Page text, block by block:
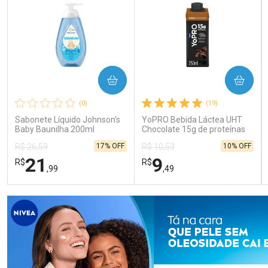
(0)
Sabonete Líquido Johnson's
Baby Baunilha 200ml
R$ 26,59
R$21 ,99
17% OFF
COMPRAR
FECHAR
Laboratório
FECHAR
Por Menos
(19)
YoPRO Bebida Láctea UHT
Chocolate 15g de proteínas
R$ 10,53
R$9,49
10% OFF
COMPRAR
Laboratório
Por Menos